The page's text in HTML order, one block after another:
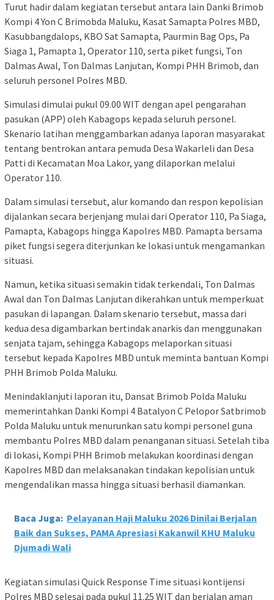
Turut hadir dalam kegiatan tersebut antara lain Danki Brimob
Kompi 4 Yon C Brimobda Maluku, Kasat Samapta Polres MBD,
Kasubbangdalops, KBO Sat Samapta, Paurmin Bag Ops, Pa
Siaga 1, Pamapta 1, Operator 110, serta piket fungsi, Ton
Dalmas Awal, Ton Dalmas Lanjutan, Kompi PHH Brimob, dan
seluruh personel Polres MBD.
Simulasi dimulai pukul 09.00 WIT dengan apel pengarahan
pasukan (APP) oleh Kabagops kepada seluruh personel.
Skenario latihan menggambarkan adanya laporan masyarakat
tentang bentrokan antara pemuda Desa Wakarleli dan Desa
Patti di Kecamatan Moa Lakor, yang dilaporkan melalui
Operator 110.
Dalam simulasi tersebut, alur komando dan respon kepolisian
dijalankan secara berjenjang mulai dari Operator 110, Pa Siaga,
Pamapta, Kabagops hingga Kapolres MBD. Pamapta bersama
piket fungsi segera diterjunkan ke lokasi untuk mengamankan
situasi.
Namun, ketika situasi semakin tidak terkendali, Ton Dalmas
Awal dan Ton Dalmas Lanjutan dikerahkan untuk memperkuat
pasukan di lapangan. Dalam skenario tersebut, massa dari
kedua desa digambarkan bertindak anarkis dan menggunakan
senjata tajam, sehingga Kabagops melaporkan situasi
tersebut kepada Kapolres MBD untuk meminta bantuan Kompi
PHH Brimob Polda Maluku.
Menindaklanjuti laporan itu, Dansat Brimob Polda Maluku
memerintahkan Danki Kompi 4 Batalyon C Pelopor Satbrimob
Polda Maluku untuk menurunkan satu kompi personel guna
membantu Polres MBD dalam penanganan situasi. Setelah tiba
di lokasi, Kompi PHH Brimob melakukan koordinasi dengan
Kapolres MBD dan melaksanakan tindakan kepolisian untuk
mengendalikan massa hingga situasi berhasil diamankan.
Baca Juga: Pelayanan Haji Maluku 2026 Dinilai Berjalan
Baik dan Sukses, PAMA Apresiasi Kakanwil KHU Maluku
Djumadi Wali
Kegiatan simulasi Quick Response Time situasi kontijensi
Polres MBD selesai pada pukul 11.25 WIT dan berjalan aman